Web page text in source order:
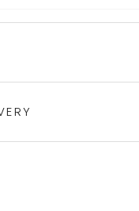
NOVILA